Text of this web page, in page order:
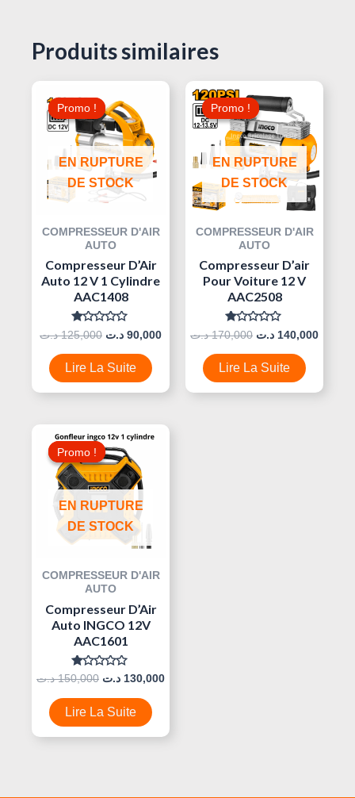
Produits similaires
Promo !
EN RUPTURE
DE STOCK
Promo !
COMPRESSEUR D'AIR
AUTO
Compresseur D’Air
Auto 12 V 1 Cylindre
AAC1408
Note
Sur
5
125,000 د.ت
Prix
Initial
Était :
90,000 د.ت
Le
Actuel
90,000 د.ت.
Lire La Suite
Promo !
EN RUPTURE
DE STOCK
Promo !
COMPRESSEUR D'AIR
AUTO
Compresseur D’air
Pour Voiture 12 V
AAC2508
Note
Sur
5
170,000 د.ت
Prix
Initial
Était :
140,000 د.ت
Le
Lire La Suite
Promo !
EN RUPTURE
DE STOCK
Promo !
COMPRESSEUR D'AIR
AUTO
Compresseur D’Air
Auto INGCO 12V
AAC1601
Note
Sur
5
150,000 د.ت
Le
Prix
Initial
Était :
130,000 د.ت
Le
Lire La Suite